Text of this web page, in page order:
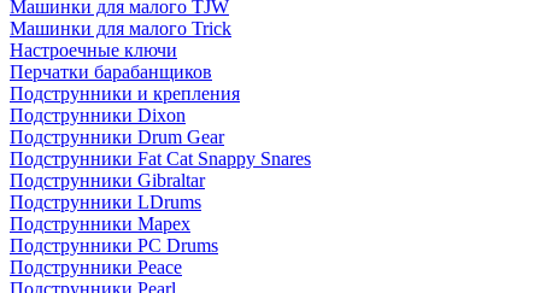
Машинки для малого TJW
Машинки для малого Trick
Настроечные ключи
Перчатки барабанщиков
Подструнники и крепления
Подструнники Dixon
Подструнники Drum Gear
Подструнники Fat Cat Snappy Snares
Подструнники Gibraltar
Подструнники LDrums
Подструнники Mapex
Подструнники PC Drums
Подструнники Peace
Подструнники Pearl